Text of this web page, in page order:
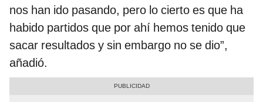
nos han ido pasando, pero lo cierto es que ha
habido partidos que por ahí hemos tenido que
sacar resultados y sin embargo no se dio”,
añadió.